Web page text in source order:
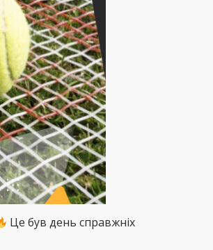
Це був день справжніх